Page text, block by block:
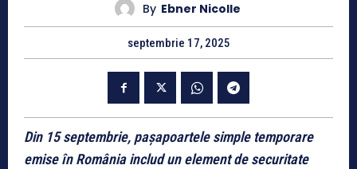
By Ebner Nicolle
septembrie 17, 2025
Din 15 septembrie, pașapoartele simple temporare
emise în România includ un element de securitate